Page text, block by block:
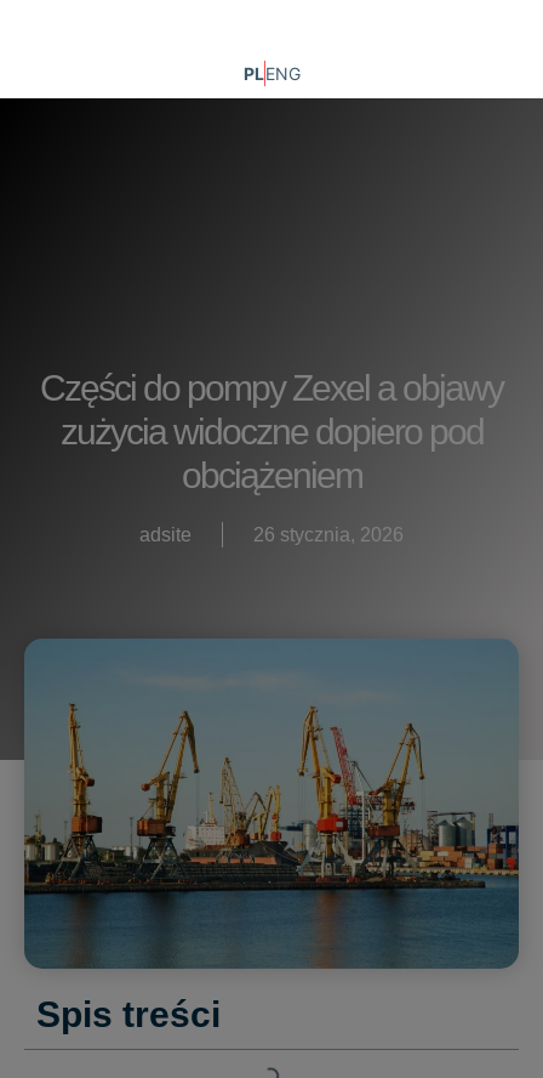
PLENG
Części do pompy Zexel a objawy
zużycia widoczne dopiero pod
obciążeniem
adsite 26 stycznia, 2026
Spis treści